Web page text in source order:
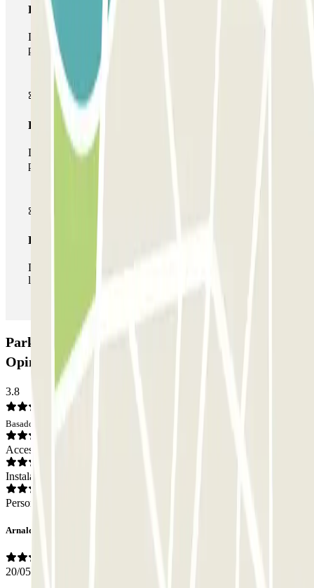
Pase básico
Durante tu estancia podrás entrar y salir una única vez al
parking
Pase multiparking
Durante tu estancia podrás hacer uso de toda la red de
parkings de este operador disponibles en Parclick.
Pase ilimitado
Durante tu estancia podrás entrar y salir del parking todas
las veces que quieras.
Parking Fiera di Torino - Settore E - Scoperto:
Opiniones
3.8
Basado en 34 opiniones
Acceso
Instalaciones
Personal
Arnaldo
20/05/2026